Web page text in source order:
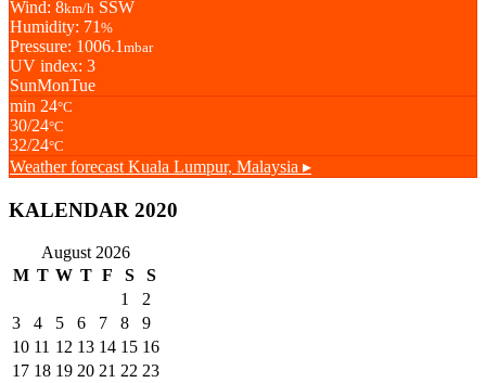
Wind: 8km/h SSW
Humidity: 71 %
Pressure: 1006.1 mbar
UV index: 3
SunMonTue
min 24°C
30/24°C
32/24°C
Weather forecast Kuala Lumpur, Malaysia ▸
KALENDAR 2020
August 2026
M T W T F S
S
1
2
3
4 5 6 7 8
9
10 11 12 13 14 15 16
17 18 19 20 21 22 23